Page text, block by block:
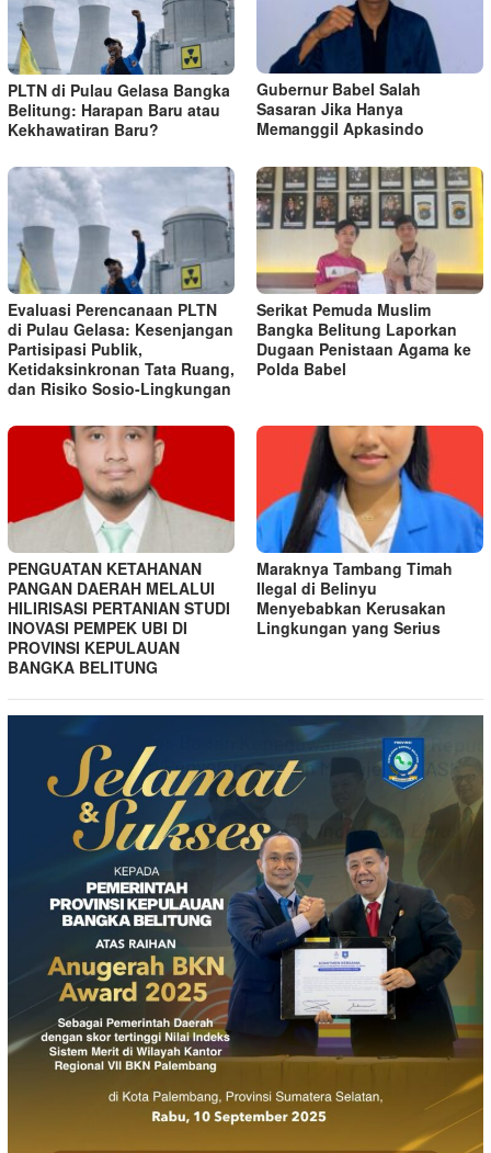
PLTN di Pulau Gelasa Bangka
Belitung: Harapan Baru atau
Kekhawatiran Baru?
Gubernur Babel Salah
Sasaran Jika Hanya
Memanggil Apkasindo
Evaluasi Perencanaan PLTN
di Pulau Gelasa: Kesenjangan
Partisipasi Publik,
Ketidaksinkronan Tata Ruang,
dan Risiko Sosio-Lingkungan
Serikat Pemuda Muslim
Bangka Belitung Laporkan
Dugaan Penistaan Agama ke
Polda Babel
PENGUATAN KETAHANAN
PANGAN DAERAH MELALUI
HILIRISASI PERTANIAN STUDI
INOVASI PEMPEK UBI DI
PROVINSI KEPULAUAN
BANGKA BELITUNG
Maraknya Tambang Timah
Ilegal di Belinyu
Menyebabkan Kerusakan
Lingkungan yang Serius